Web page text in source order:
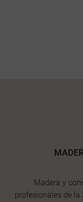
Madera y
profesionales de